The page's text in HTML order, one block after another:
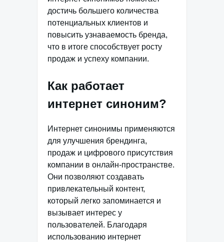
достичь большего количества
потенциальных клиентов и
повысить узнаваемость бренда,
что в итоге способствует росту
продаж и успеху компании.
Как работает
интернет синоним?
Интернет синонимы применяются
для улучшения брендинга,
продаж и цифрового присутствия
компании в онлайн-пространстве.
Они позволяют создавать
привлекательный контент,
который легко запоминается и
вызывает интерес у
пользователей. Благодаря
использованию интернет